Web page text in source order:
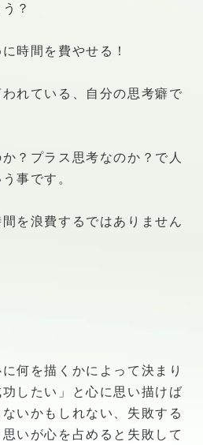
？
時間を費やせる！
れている、自分の思考癖で
？プラス思考なのか？で人
事です。
を浪費するではありません
何を描くかによって決まり
したい」と心に思い描けば
いかもしれない、失敗する
いが心を占めると失敗して